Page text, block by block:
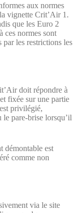
aux normes
vignette Crit’Air 1.
que les Euro 2
ces normes sont
par les restrictions les
doit répondre à
fixée sur une partie
privilégié,
le pare-brise lorsqu’il
démontable est
comme non
via le site